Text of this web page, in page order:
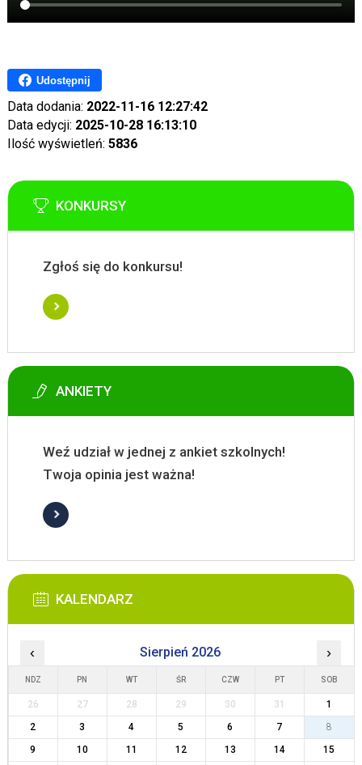
Udostępnij
Data dodania: 2022-11-16 12:27:42
Data edycji: 2025-10-28 16:13:10
Ilość wyświetleń: 5836
KONKURSY
Zgłoś się do konkursu!
ANKIETY
Weź udział w jednej z ankiet szkolnych!
Twoja opinia jest ważna!
KALENDARZ
‹ Sierpień 2026 ›
NDZ PN WT ŚR CZW PT SOB
26 27 28 29 30 31
1
2
3 4 5 6 7
8
9
10 11 12 13 14
15